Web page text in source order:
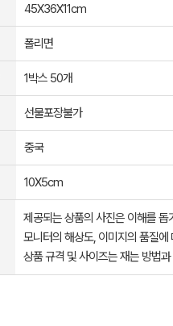
45X36X11cm
폴리면
1박스 50개
선물포장불가
중국
10X5cm
제공되는 상품의 사진은 이해를
모니터의 해상도, 이미지의 품질
상품 규격 및 사이즈는 재는 방법